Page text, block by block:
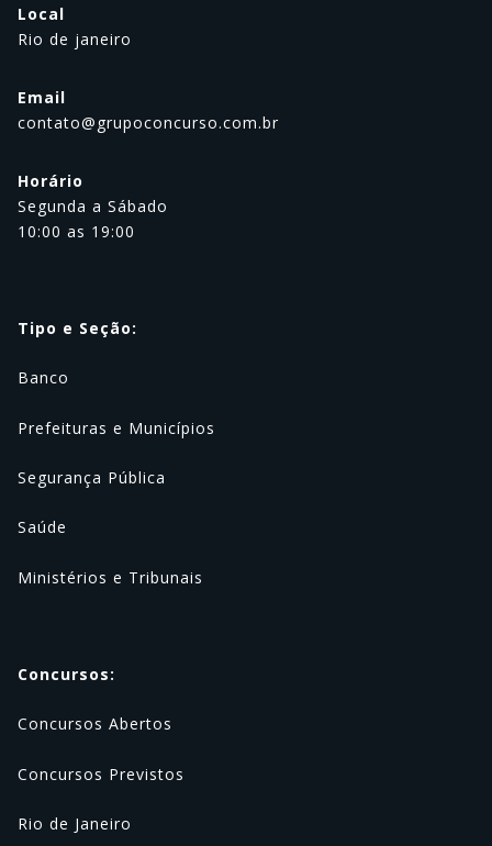
Local
Rio de janeiro
Email
contato@grupoconcurso.com.br
Horário
Segunda a Sábado
10:00 as 19:00
Tipo e Seção:
Banco
Prefeituras e Municípios
Segurança Pública
Saúde
Ministérios e Tribunais
Concursos:
Concursos Abertos
Concursos Previstos
Rio de Janeiro